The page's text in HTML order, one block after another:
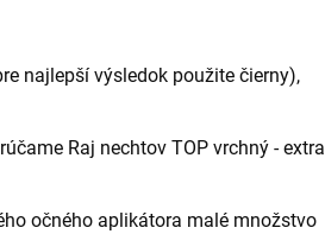
najlepší výsledok použite čierny),
Raj nechtov TOP vrchný - extra
očného aplikátora malé množstvo